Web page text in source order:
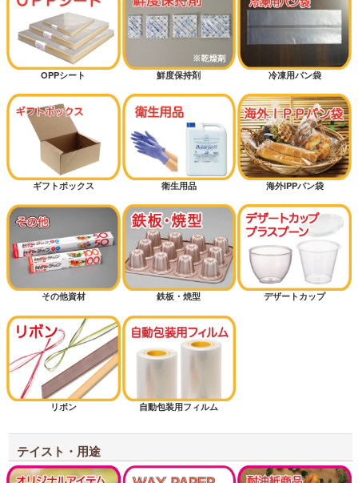
ハードパン
サンドイッチ
マリトッツォ
ピザ
ミルクパン
シフォンケーキ
マフィン
半斤用サイズから探す
1斤用サイズから探す
1.5斤用サイズから探す
2斤用サイズから探す
OPPシート 鮮度保持剤 冷凍用パン袋
ギフトボックス 衛生用品 海外IPPパン袋
その他資材 鉄板・焼型 デザートカップ
リボン 自動包装用フィルム
テイスト・用途